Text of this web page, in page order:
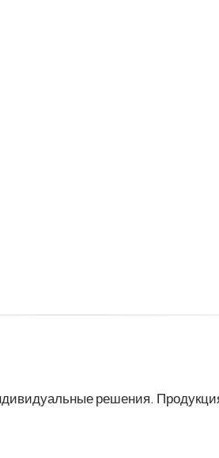
решения. Продукция